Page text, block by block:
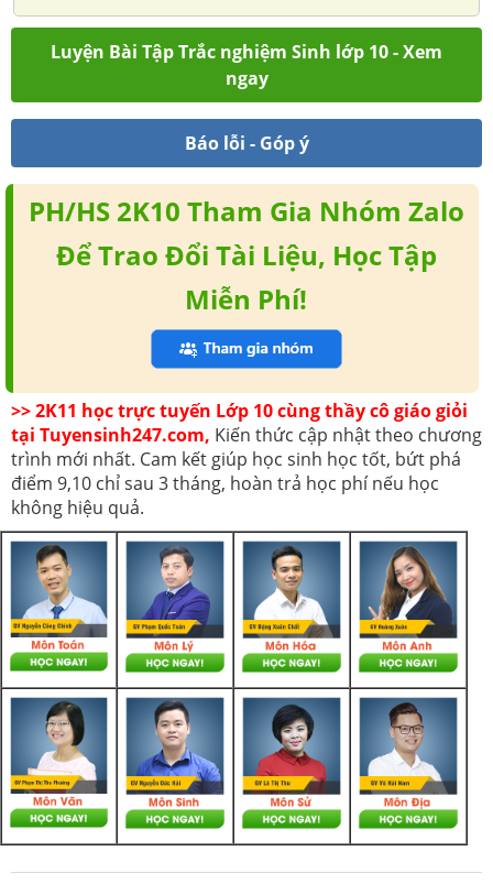
Luyện Bài Tập Trắc nghiệm Sinh lớp 10 - Xem
ngay
Báo lỗi - Góp ý
PH/HS 2K10 Tham Gia Nhóm Zalo
Để Trao Đổi Tài Liệu, Học Tập
Miễn Phí!
>> 2K11 học trực tuyến Lớp 10 cùng thầy cô giáo giỏi
tại Tuyensinh247.com, Kiến thức cập nhật theo chương
trình mới nhất. Cam kết giúp học sinh học tốt, bứt phá
điểm 9,10 chỉ sau 3 tháng, hoàn trả học phí nếu học
không hiệu quả.